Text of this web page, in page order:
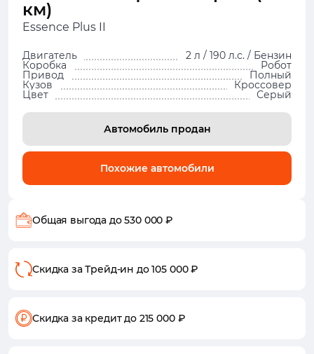
км)
Essence Plus II
Двигатель 2 л / 190 л.с. / Бензин
Коробка Робот
Привод Полный
Кузов Кроссовер
Цвет Серый
Автомобиль продан
Похожие автомобили
Общая выгода до 530 000 ₽
Скидка за Трейд-ин до 105 000 ₽
Скидка за кредитдо 215 000 ₽